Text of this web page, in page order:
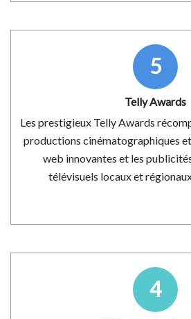
5
Telly Awards
Les prestigieux Telly Awards
productions cinématographiques
web innovantes et les
télévisuels locaux et
4